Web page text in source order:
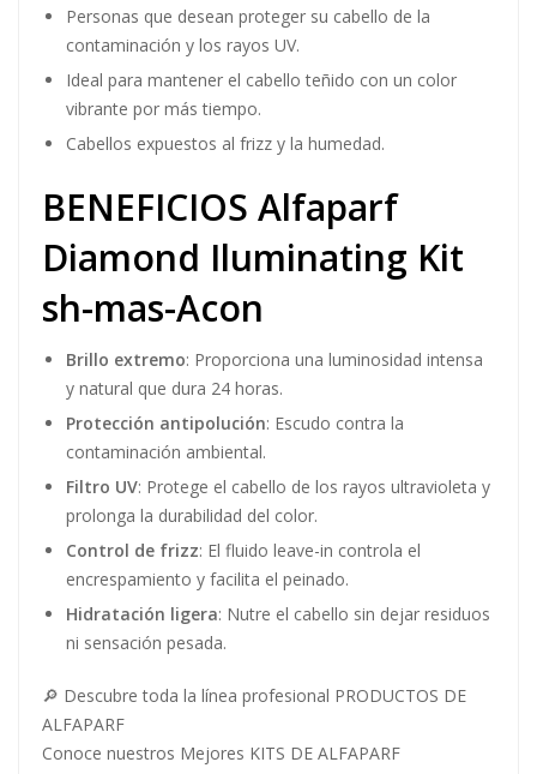
Personas que desean proteger su cabello de la
contaminación y los rayos UV.
Ideal para mantener el cabello teñido con un color
vibrante por más tiempo.
Cabellos expuestos al frizz y la humedad.
BENEFICIOS Alfaparf
Diamond Iluminating Kit
sh-mas-Acon
Brillo extremo: Proporciona una luminosidad intensa
y natural que dura 24 horas.
Protección antipolución: Escudo contra la
contaminación ambiental.
Filtro UV: Protege el cabello de los rayos ultravioleta y
prolonga la durabilidad del color.
Control de frizz: El fluido leave-in controla el
encrespamiento y facilita el peinado.
Hidratación ligera: Nutre el cabello sin dejar residuos
ni sensación pesada.
🔎 Descubre toda la línea profesional PRODUCTOS DE
ALFAPARF
Conoce nuestros Mejores KITS DE ALFAPARF